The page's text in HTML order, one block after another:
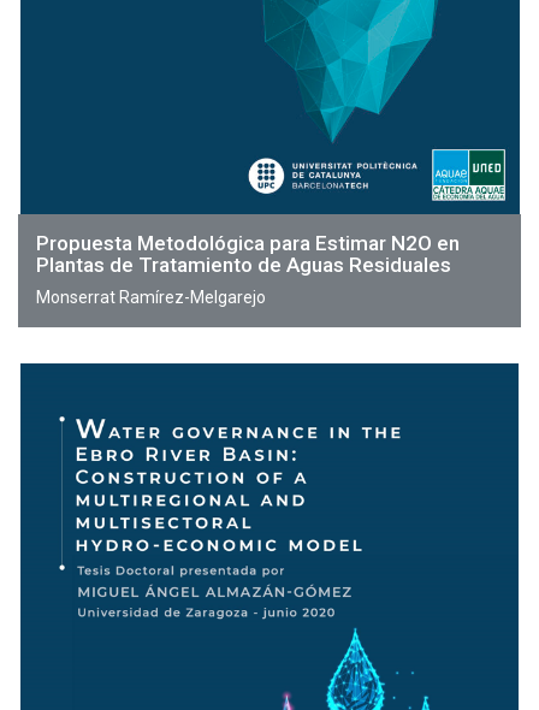
Propuesta Metodológica para Estimar N2O en
Plantas de Tratamiento de Aguas Residuales
Monserrat Ramírez-Melgarejo